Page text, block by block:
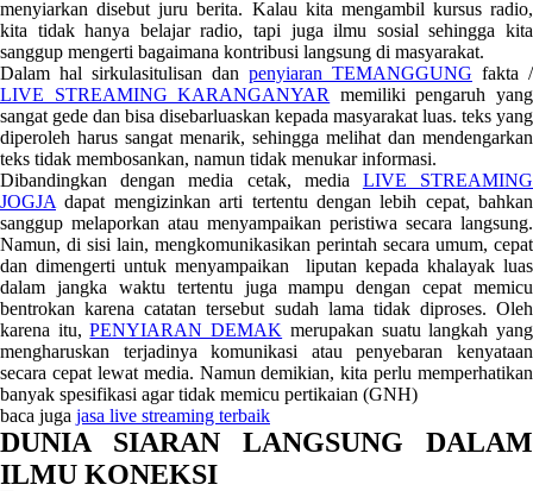
menyiarkan disebut juru berita. Kalau kita mengambil kursus radio,
kita tidak hanya belajar radio, tapi juga ilmu sosial sehingga kita
sanggup mengerti bagaimana kontribusi langsung di masyarakat.
Dalam hal sirkulasitulisan dan penyiaran TEMANGGUNG fakta /
LIVE STREAMING KARANGANYAR
memiliki pengaruh yang
sangat gede dan bisa disebarluaskan kepada masyarakat luas. teks yang
diperoleh harus sangat menarik, sehingga melihat dan mendengarkan
teks tidak membosankan, namun tidak menukar informasi.
Dibandingkan dengan media cetak, media LIVE STREAMING
JOGJA dapat mengizinkan arti tertentu dengan lebih cepat, bahkan
sanggup melaporkan atau menyampaikan peristiwa secara langsung.
Namun, di sisi lain, mengkomunikasikan perintah secara umum, cepat
dan dimengerti untuk menyampaikan liputan kepada khalayak luas
dalam jangka waktu tertentu juga mampu dengan cepat memicu
bentrokan karena catatan tersebut sudah lama tidak diproses. Oleh
karena itu,PENYIARAN DEMAK merupakan suatu langkah yang
mengharuskan terjadinya komunikasi atau penyebaran kenyataan
secara cepat lewat media. Namun demikian, kita perlu memperhatikan
banyak spesifikasi agar tidak memicu pertikaian (GNH)
baca juga jasa live streaming terbaik
DUNIA SIARAN LANGSUNG DALAM
ILMU KONEKSI